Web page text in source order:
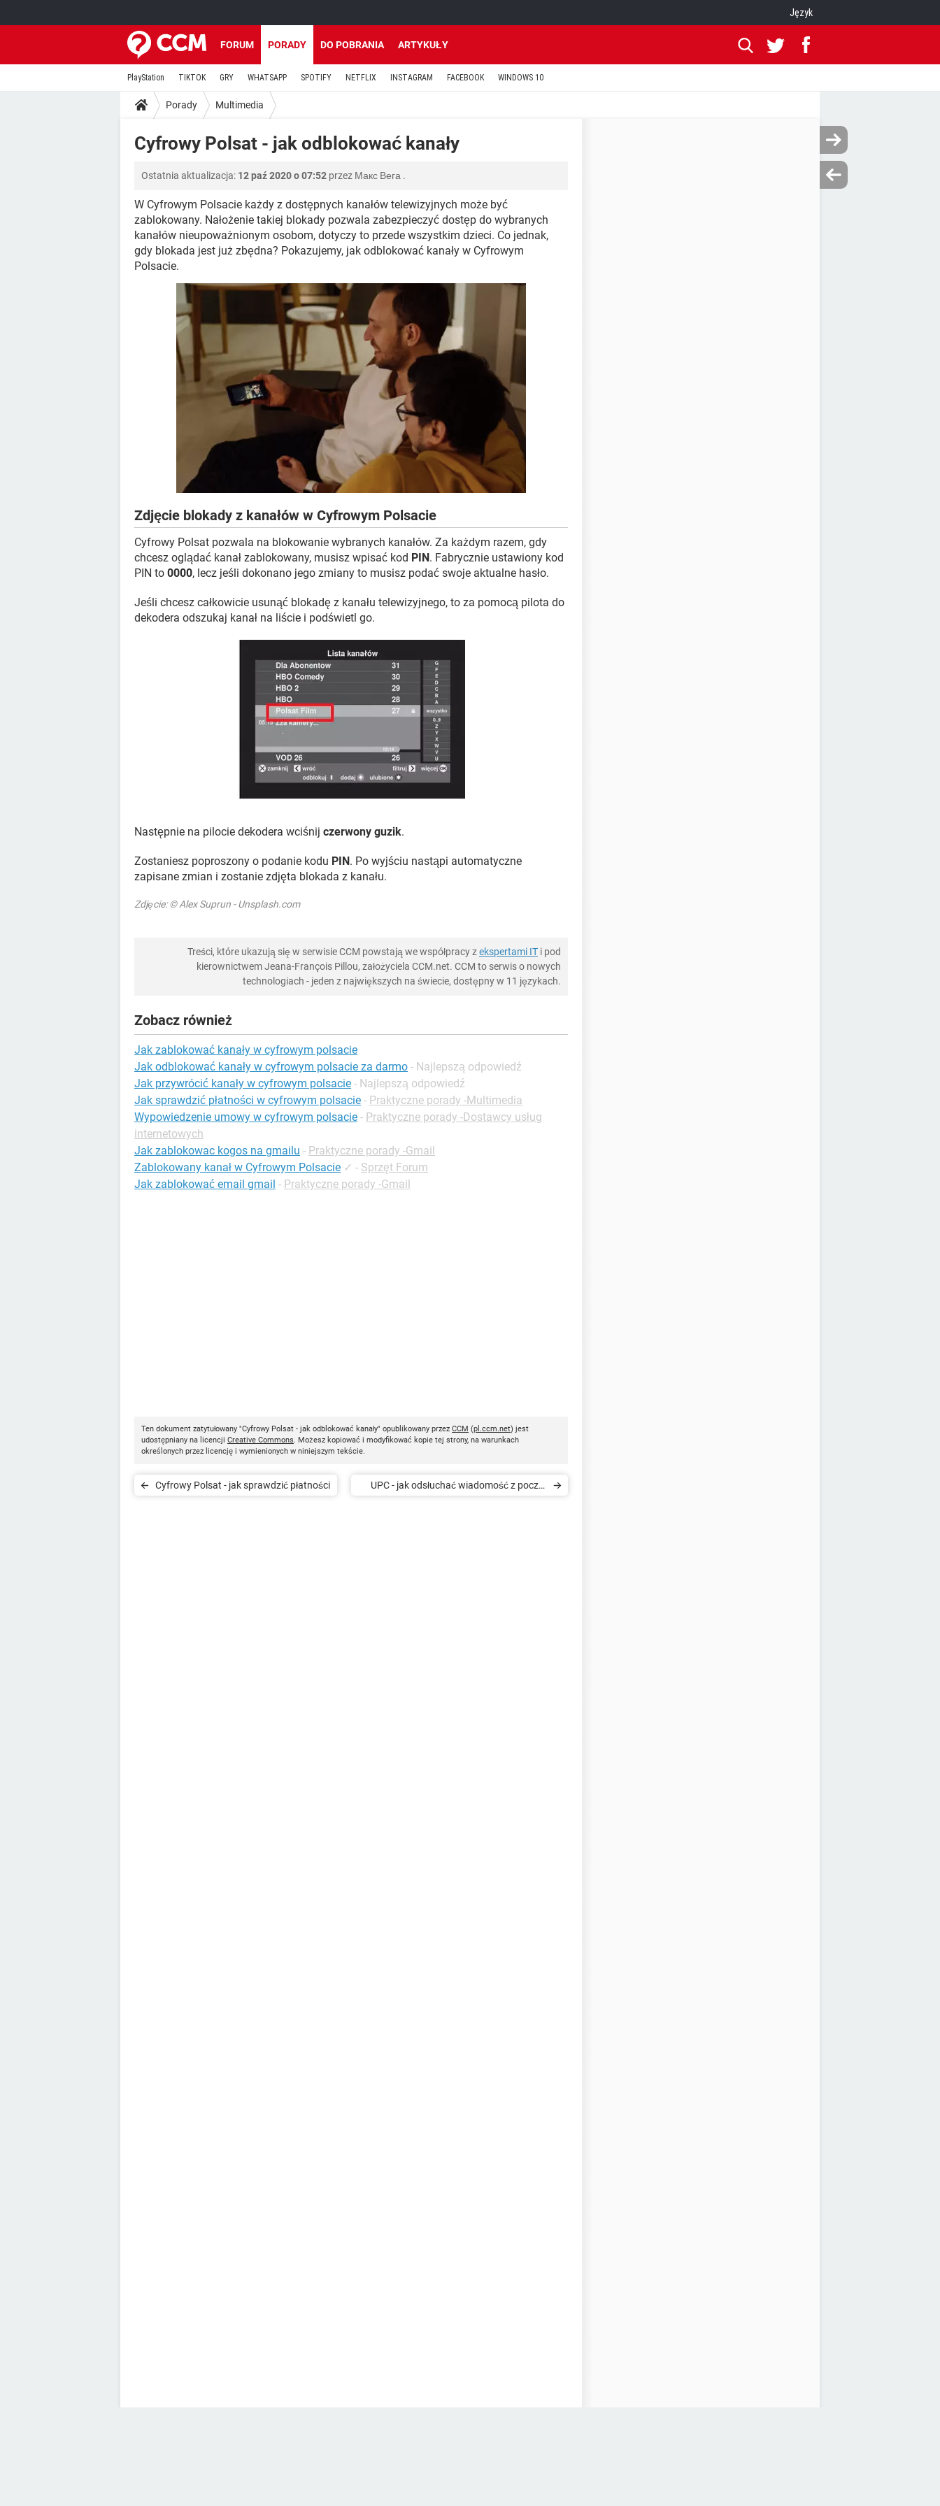
Język
FORUM PORADY DO POBRANIA ARTYKUŁY
PlayStation TIKTOK GRY WHATSAPP SPOTIFY NETFLIX INSTAGRAM FACEBOOK WINDOWS 10
Porady Multimedia
Cyfrowy Polsat - jak odblokować kanały
Ostatnia aktualizacja: 12 paź 2020 o 07:52 przez Макс Вега .
W Cyfrowym Polsacie każdy z dostępnych kanałów telewizyjnych może być
zablokowany. Nałożenie takiej blokady pozwala zabezpieczyć dostęp do wybranych
kanałów nieupoważnionym osobom, dotyczy to przede wszystkim dzieci. Co jednak,
gdy blokada jest już zbędna? Pokazujemy, jak odblokować kanały w Cyfrowym
Polsacie.
Zdjęcie blokady z kanałów w Cyfrowym Polsacie
Cyfrowy Polsat pozwala na blokowanie wybranych kanałów. Za każdym razem, gdy
chcesz oglądać kanał zablokowany, musisz wpisać kod PIN . Fabrycznie ustawiony kod
PIN to 0000, lecz jeśli dokonano jego zmiany to musisz podać swoje aktualne hasło.
Jeśli chcesz całkowicie usunąć blokadę z kanału telewizyjnego, to za pomocą pilota do
dekodera odszukaj kanał na liście i podświetl go.
Następnie na pilocie dekodera wciśnij czerwony guzik.
Zostaniesz poproszony o podanie kodu PIN. Po wyjściu nastąpi automatyczne
zapisane zmian i zostanie zdjęta blokada z kanału.
Zdjęcie: © Alex Suprun - Unsplash.com
Treści, które ukazują się w serwisie CCM powstają we współpracy zekspertami IT i pod
kierownictwem Jeana-François Pillou, założyciela CCM.net. CCM to serwis o nowych
technologiach - jeden z największych na świecie, dostępny w 11 językach.
Zobacz również
Jak zablokować kanały w cyfrowym polsacie
Jak odblokować kanały w cyfrowym polsacie za darmo - Najlepszą odpowiedź
Jak przywrócić kanały w cyfrowym polsacie - Najlepszą odpowiedź
Jak sprawdzić płatności w cyfrowym polsacie - Praktyczne porady -Multimedia
Wypowiedzenie umowy w cyfrowym polsacie - Praktyczne porady -Dostawcy usług
internetowych
Jak zablokowac kogos na gmailu - Praktyczne porady -Gmail
Zablokowany kanał w Cyfrowym Polsacie ✓ - Sprzęt Forum
Jak zablokować email gmail - Praktyczne porady -Gmail
Ten dokument zatytułowany "Cyfrowy Polsat - jak odblokować kanały" opublikowany przez CCM (pl.ccm.net) jest
udostępniany na licencji Creative Commons. Możesz kopiować i modyfikować kopie tej strony, na warunkach
określonych przez licencję i wymienionych w niniejszym tekście.
Cyfrowy Polsat - jak sprawdzić płatności
UPC - jak odsłuchać wiadomość z poczty